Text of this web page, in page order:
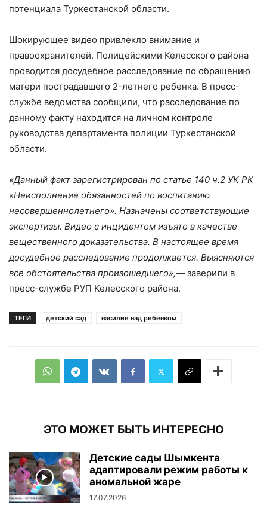
потенциала Туркестанской области.
Шокирующее видео привлекло внимание и
правоохранителей. Полицейскими Келесского района
проводится досудебное расследование по обращению
матери пострадавшего 2-летнего ребенка. В пресс-
службе ведомства сообщили, что расследование по
данному факту находится на личном контроле
руководства департамента полиции Туркестанской
области.
«Данный факт зарегистрирован по статье 140 ч.2 УК РК
«Неисполнение обязанностей по воспитанию
несовершеннолетнего». Назначены соответствующие
экспертизы. Видео с инцидентом изъято в качестве
вещественного доказательства. В настоящее время
досудебное расследование продолжается. Выясняются
все обстоятельства произошедшего»,— заверили в
пресс-службе РУП Келесского района.
ТЕГИ детский сад насилие над ребенком
ЭТО МОЖЕТ БЫТЬ ИНТЕРЕСНО
Детские сады Шымкента
адаптировали режим работы к
аномальной жаре
17.07.2026